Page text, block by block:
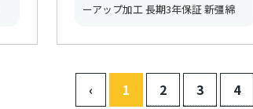
ーアップ加工 長期3年保証 新彊綿
‹ 1 2 3 4